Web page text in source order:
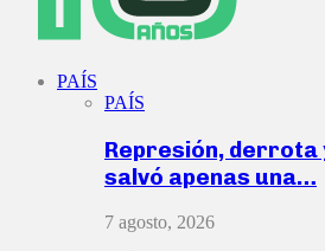
PAÍS
PAÍS
Represión,
salvó apenas una…
7 agosto, 2026